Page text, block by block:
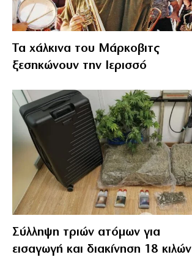
Τα χάλκινα του Μάρκοβιτς
ξεσηκώνουν την Ιερισσό
Σύλληψη τριών ατόμων για
εισαγωγή και διακίνηση 18 κιλών